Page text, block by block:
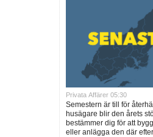
Privata Affärer 05:30
Semestern är till för
husägare blir den årets
bestämmer dig för att
eller anlägga den där